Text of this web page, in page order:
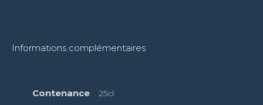
Informations complémentaires
Contenance 25cl